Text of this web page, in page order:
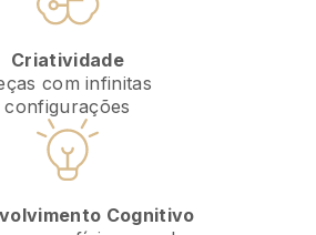
Criatividade
com infinitas
configurações
Cognitivo